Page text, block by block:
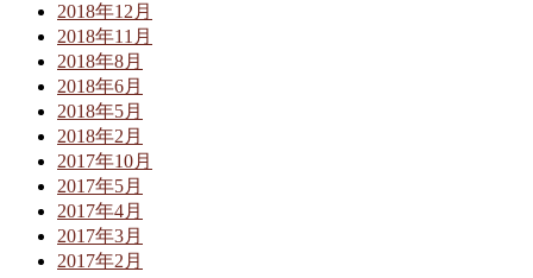
2018年12月
2018年11月
2018年8月
2018年6月
2018年5月
2018年2月
2017年10月
2017年5月
2017年4月
2017年3月
2017年2月